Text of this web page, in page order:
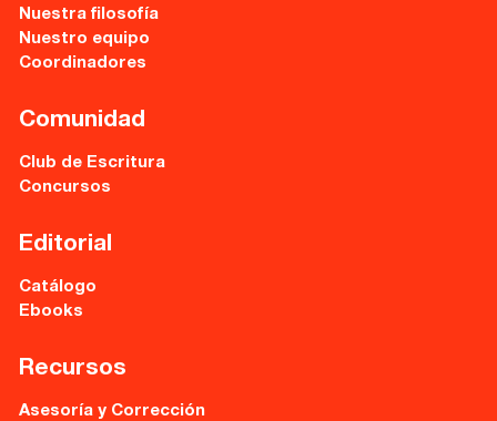
De lunes a viernes
de 10 a 15 y 17 a 20 horas
Nuestra filosofía
Nuestro equipo
Coordinadores
Comunidad
Club de Escritura
Concursos
Editorial
Catálogo
Ebooks
Recursos
Asesoría y Corrección